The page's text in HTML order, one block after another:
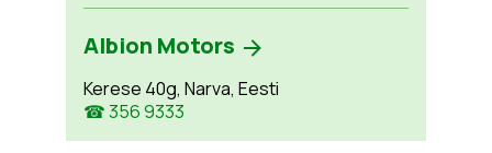
Albion Motors
Kerese 40g, Narva, Eesti
☎ 356 9333